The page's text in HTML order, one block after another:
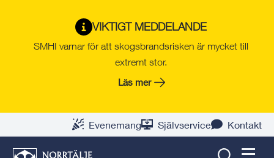
VIKTIGT MEDDELANDE
SMHI varnar för att skogsbrandsrisken är mycket till
extremt stor.
Läs mer
Evenemang Självservice Kontakt
Norrtälje växer
Harg 47:1 och del av Harg s:9
Beskrivning